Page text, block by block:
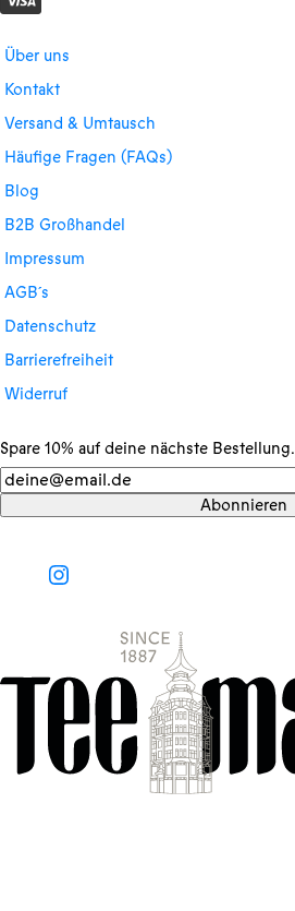
Über uns
Kontakt
Versand & Umtausch
Häufige Fragen (FAQs)
Blog
B2B Großhandel
Impressum
AGB´s
Datenschutz
Barrierefreiheit
Widerruf
Spare 10% auf deine nächste Bestellung.
Newsletter
Abonnieren